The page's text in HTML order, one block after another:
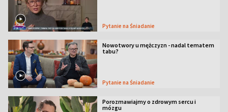
Pytanie na Śniadanie
Nowotwory u mężczyzn - nadal tematem
tabu?
Pytanie na Śniadanie
Porozmawiajmy o zdrowym sercu i
mózgu